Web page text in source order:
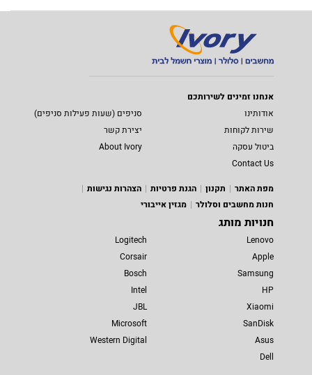
אנחנו זמינים לשירותכם
אודותינו
סניפים (שעות פעילות סניפים)
שירות לקוחות
יצירת קשר
ביטול עסקה
About Ivory
Contact Us
מפת האתר
תקנון הגנת פרטיות
הצהרות נגישות
חנות מחשבים וסלולר
מגזין אייבורי
חנויות מותג
Lenovo
Apple
Samsung
HP
Xiaomi
SanDisk
Asus
Dell
Logitech
Corsair
Bosch
Intel
JBL
Microsoft
Western Digital